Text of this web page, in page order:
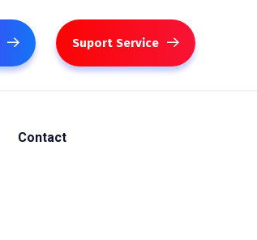
Suport Service
Contact